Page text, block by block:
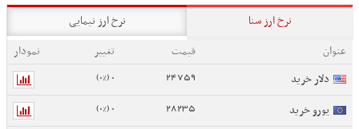
نرخ ارز سنا
نرخ ارز نیمایی
عنوان
قیمت تغییر
نمودار
دلار خرید
24759
0 (0%)
یورو خرید 28235
0 (0%)